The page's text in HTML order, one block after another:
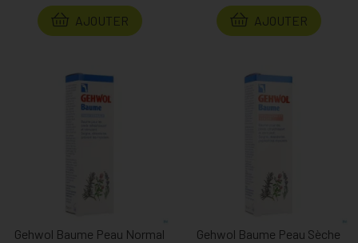
AJOUTER
AJOUTER
Gehwol Baume Peau Normal
Gehwol Baume Peau Sèche